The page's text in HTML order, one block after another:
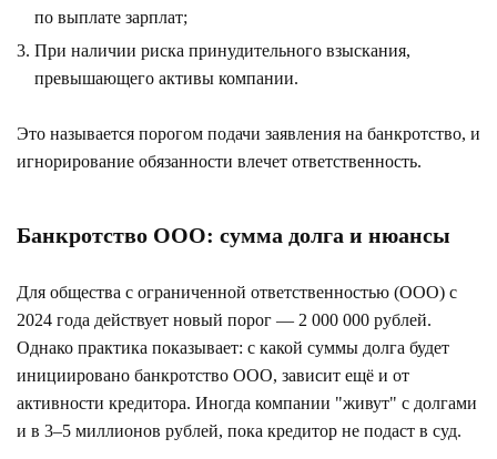
по выплате зарплат;
При наличии риска принудительного взыскания,
превышающего активы компании.
Это называется порогом подачи заявления на банкротство, и
игнорирование обязанности влечет ответственность.
Банкротство ООО: сумма долга и нюансы
Для общества с ограниченной ответственностью (ООО) с
2024 года действует новый порог — 2 000 000 рублей.
Однако практика показывает: с какой суммы долга будет
инициировано банкротство ООО, зависит ещё и от
активности кредитора. Иногда компании "живут" с долгами
и в 3–5 миллионов рублей, пока кредитор не подаст в суд.